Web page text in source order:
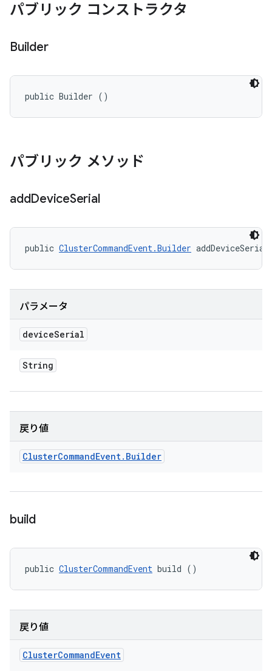
パブリック コンストラクタ
Builder
public Builder ()
パブリック メソッド
addDeviceSerial
public ClusterCommandEvent.Builder
パラメータ
deviceSerial
String
戻り値
ClusterCommandEvent. Builder
build
public ClusterCommandEvent build ()
戻り値
ClusterCommandEvent